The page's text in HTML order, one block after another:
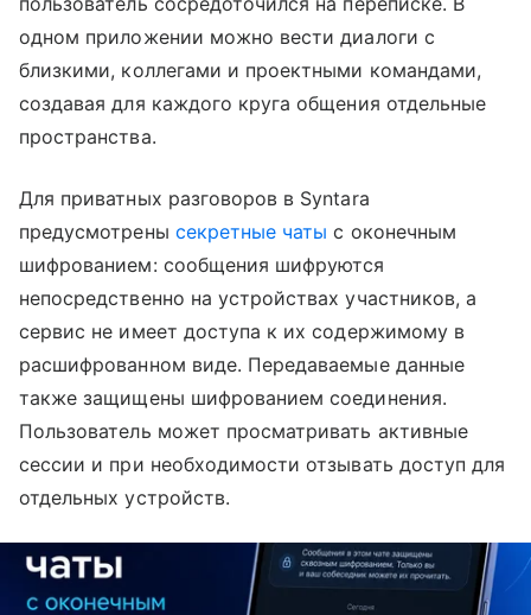
одном приложении можно вести диалоги с
близкими, коллегами и проектными командами,
создавая для каждого круга общения отдельные
пространства.
Для приватных разговоров в Syntara
предусмотрены секретные чаты с оконечным
шифрованием: сообщения шифруются
непосредственно на устройствах участников, а
сервис не имеет доступа к их содержимому в
расшифрованном виде. Передаваемые данные
также защищены шифрованием соединения.
Пользователь может просматривать активные
сессии и при необходимости отзывать доступ для
отдельных устройств.